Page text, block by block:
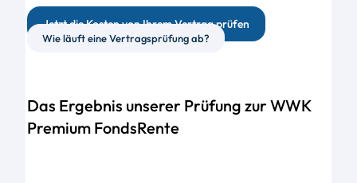
Jetzt die Kosten von Ihrem Vertrag prüfen
Wie läuft eine Vertragsprüfung ab?
Das Ergebnis unserer Prüfung zur WWK
Premium FondsRente